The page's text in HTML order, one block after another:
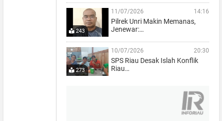
243
11/07/2026 14:16
Pilrek Unri Makin Memanas,
Jenewar:…
273
10/07/2026 20:30
SPS Riau Desak Islah Konflik
Riau…